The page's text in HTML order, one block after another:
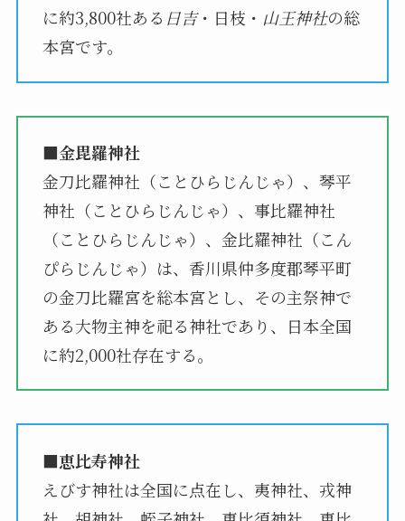
に約3,800社ある 日吉・日枝・ 山王神社の総
本宮です。
■金毘羅神社
金刀比羅神社（ことひらじんじゃ）、琴平
神社（ことひらじんじゃ）、事比羅神社
（ことひらじんじゃ）、金比羅神社（こん
ぴらじんじゃ）は、香川県仲多度郡琴平町
の金刀比羅宮を総本宮とし、その主祭神で
ある大物主神を祀る神社であり、日本全国
に約2,000社存在する。
■恵比寿神社
えびす神社は全国に点在し、夷神社、戎神